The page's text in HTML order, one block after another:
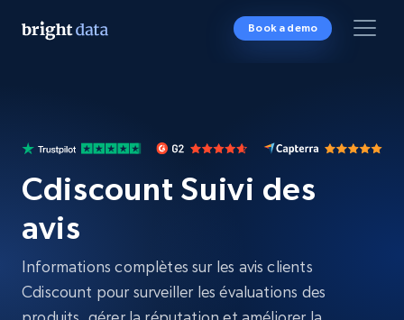
Book a demo
Cdiscount Suivi des
avis
Informations complètes sur les avis clients
Cdiscount pour surveiller les évaluations des